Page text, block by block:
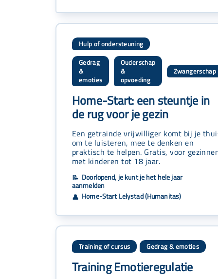
Hulp of ondersteuning
Gedrag
&
emoties
Ouderschap
&
opvoeding
Zwangerschap
Home-Start: een steuntje in
de rug voor je gezin
Een getrainde vrijwilliger komt bij je
om te luisteren, mee te denken en
praktisch te helpen. Gratis, voor
met kinderen tot 18 jaar.
📝 Doorlopend, je kunt je het hele jaar
aanmelden
👤 Home-Start Lelystad (Humanitas)
Training of cursus Gedrag & emoties
Training Emotieregulatie